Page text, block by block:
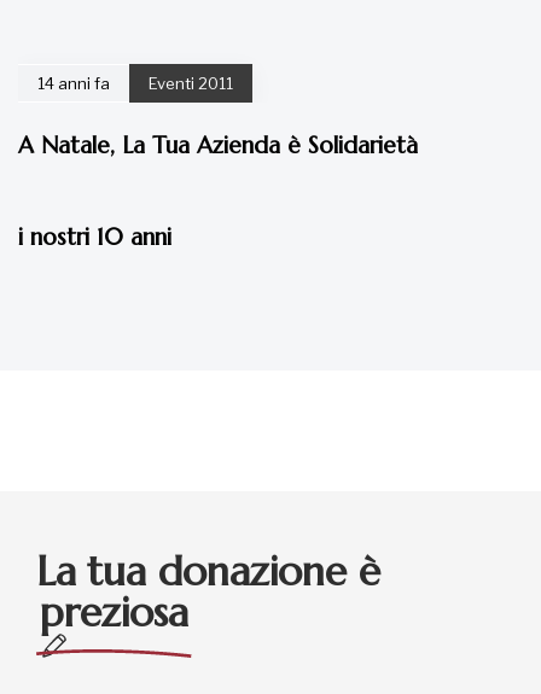
14 anni fa Eventi 2011
A Natale, La Tua Azienda è Solidarietà
i nostri 10 anni
La tua donazione è
preziosa